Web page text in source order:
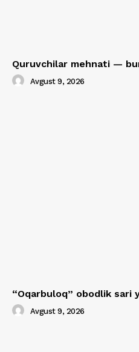
Quruvchilar mehnati —
Avgust 9, 2026
“Oqarbuloq” obodlik sari
Avgust 9, 2026